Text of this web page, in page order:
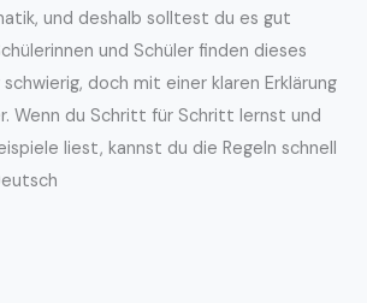
und deshalb solltest du es gut
und Schüler finden dieses
doch mit einer klaren Erklärung
Wenn du Schritt für Schritt lernst und
liest, kannst du die Regeln schnell